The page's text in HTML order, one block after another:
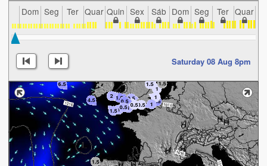
Dom Seg Ter Quar Quin Sex Sáb Dom Seg Ter Quar
Saturday 08 Aug 8pm